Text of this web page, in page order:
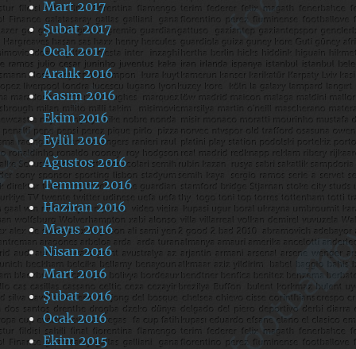
Mart 2017
Şubat 2017
Ocak 2017
Aralık 2016
Kasım 2016
Ekim 2016
Eylül 2016
Ağustos 2016
Temmuz 2016
Haziran 2016
Mayıs 2016
Nisan 2016
Mart 2016
Şubat 2016
Ocak 2016
Ekim 2015